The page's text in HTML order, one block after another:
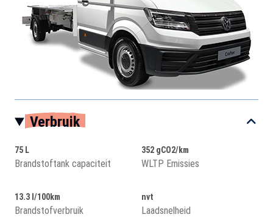
Verbruik
75 L
Brandstoftank capaciteit
352 gCO2/km
WLTP Emissies
13.3 l/100km
Brandstofverbruik
nvt
Laadsnelheid